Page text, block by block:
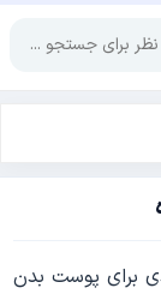
برای پوست بدن